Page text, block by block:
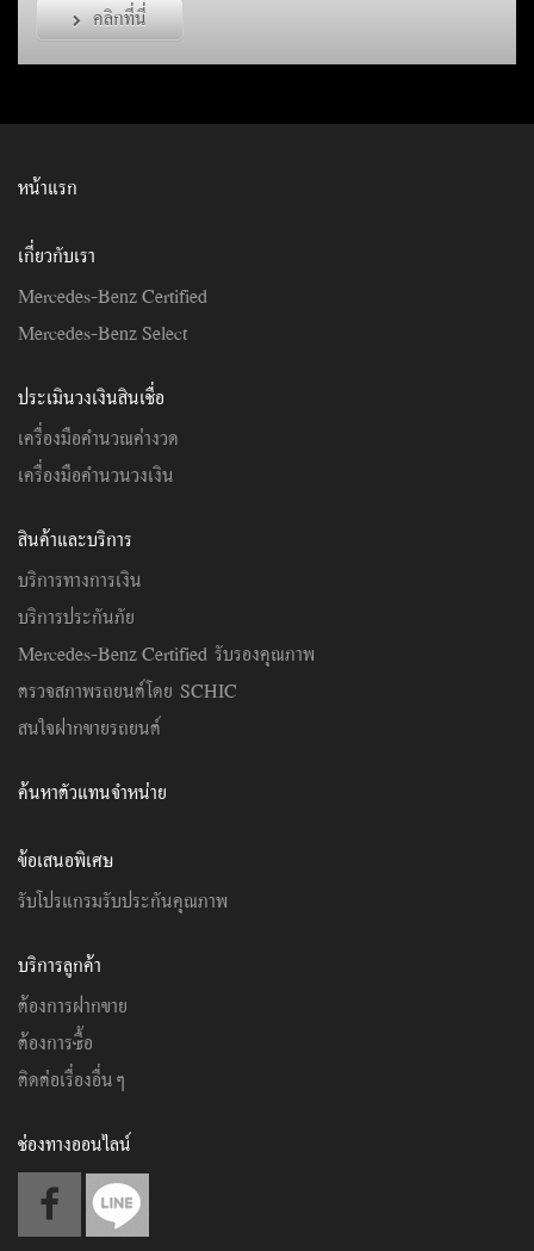
คลิกที่นี่
หน้าแรก
เกี่ยวกับเรา
Mercedes-Benz Certified
Mercedes-Benz Select
ประเมินวงเงินสินเชื่อ
เครื่องมือคำนวณค่างวด
เครื่องมือคำนวนวงเงิน
สินค้าและบริการ
บริการทางการเงิน
บริการประกันภัย
Mercedes-Benz Certified รับรองคุณภาพ
ตรวจสภาพรถยนต์โดย SCHIC
สนใจฝากขายรถยนต์
ค้นหาตัวแทนจำหน่าย
ข้อเสนอพิเศษ
รับโปรแกรมรับประกันคุณภาพ
บริการลูกค้า
ต้องการฝากขาย
ต้องการซื้อ
ติดต่อเรื่องอื่นๆ
ช่องทางออนไลน์